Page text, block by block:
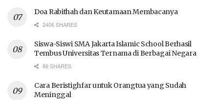
Doa Rabithah dan Keutamaan Membacanya
2406 SHARES
Siswa-Siswi SMA Jakarta Islamic School Berhasil
Tembus Universitas Ternama di Berbagai Negara
86 SHARES
Cara Beristighfar untuk Orangtua yang Sudah
Meninggal